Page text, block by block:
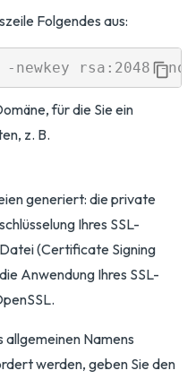
Folgendes aus:
für die Sie ein
z. B.
generiert: die private
Ihres SSL-
(Certificate Signing
Anwendung Ihres SSL-
allgemeinen Namens
werden, geben Sie den